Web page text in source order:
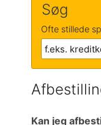
Søg
Ofte stillede
Kan jeg